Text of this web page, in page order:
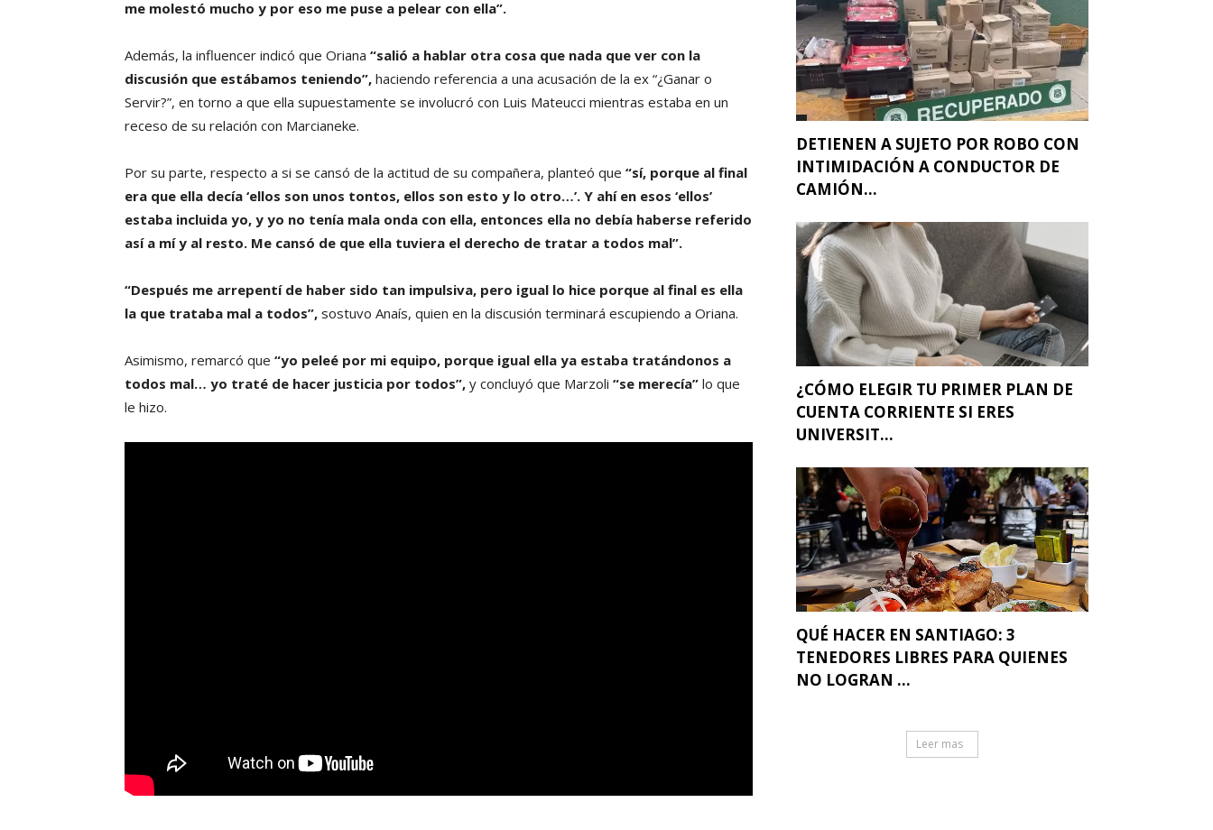
me molestó mucho y por eso me puse a pelear con ella”.
Además, la influencer indicó que Oriana “salió a hablar otra cosa que nada que ver con la
discusión que estábamos teniendo”, haciendo referencia a una acusación de la ex “¿Ganar o
Servir?”, en torno a que ella supuestamente se involucró con Luis Mateucci mientras estaba en un
receso de su relación con Marcianeke.
Por su parte, respecto a si se cansó de la actitud de su compañera, planteó que “sí, porque al final
era que ella decía ‘ellos son unos tontos, ellos son esto y lo otro…’. Y ahí en esos ‘ellos’
estaba incluida yo, y yo no tenía mala onda con ella, entonces ella no debía haberse referido
así a mí y al resto. Me cansó de que ella tuviera el derecho de tratar a todos mal”.
“Después me arrepentí de haber sido tan impulsiva, pero igual lo hice porque al final es ella
la que trataba mal a todos”, sostuvo Anaís, quien en la discusión terminará escupiendo a Oriana.
Asimismo, remarcó que “yo peleé por mi equipo, porque igual ella ya estaba tratándonos a
todos mal… yo traté de hacer justicia por todos”, y concluyó que Marzoli “se merecía” lo que
le hizo.
DETIENEN A SUJETO POR ROBO CON
INTIMIDACIÓN A CONDUCTOR DE
CAMIÓN...
¿CÓMO ELEGIR TU PRIMER PLAN DE
CUENTA CORRIENTE SI ERES
UNIVERSIT...
QUÉ HACER EN SANTIAGO: 3
TENEDORES LIBRES PARA QUIENES
NO LOGRAN ...
Leer mas